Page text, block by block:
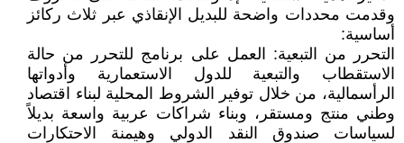
وقدمت محددات واضحة للبديل الإنقاذي عبر ثلاث ركائز
أساسية:
التحرر من التبعية: العمل على برنامج للتحرر من حالة
الاستقطاب والتبعية للدول الاستعمارية وأدواتها
الرأسمالية، من خلال توفير الشروط المحلية لبناء اقتصاد
وطني منتج ومستقر، وبناء شراكات عربية واسعة بديلاً
لسياسات صندوق النقد الدولي وهيمنة الاحتكارات